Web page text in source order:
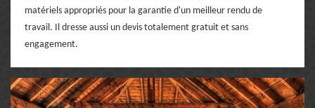
matériels appropriés pour la garantie d'un meilleur rendu de
travail. Il dresse aussi un devis totalement gratuit et sans
engagement.